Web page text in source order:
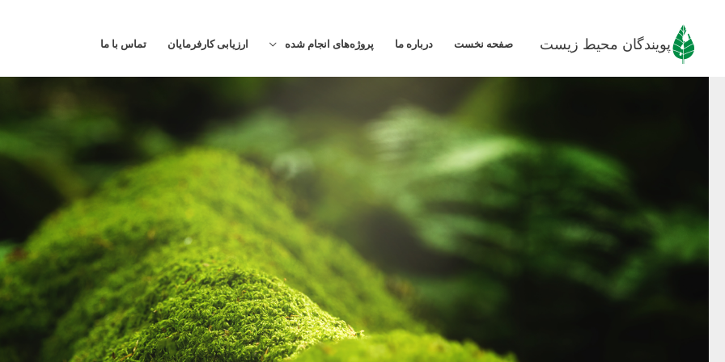
پویندگان محیط زیست صفحه نخست درباره ما پروژه‌های انجام شده ارزیابی کارفرمایان تماس با ما